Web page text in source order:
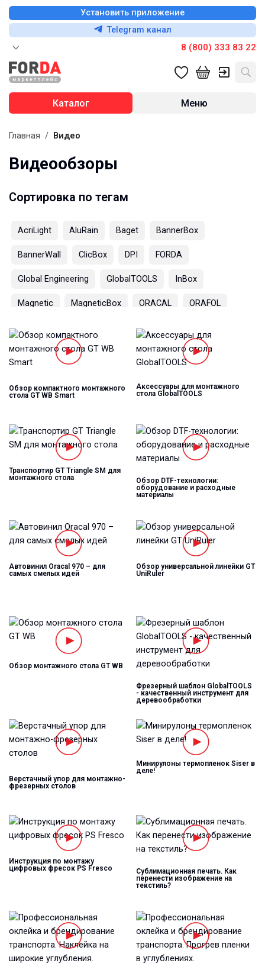
Установить приложение
Telegram канал
8 (800) 333 83 22
Каталог Меню
Главная / Видео
Видеообзоры
Сортировка по тегам
AcriLight AluRain Baget BannerBox
BannerWall ClicBox DPI FORDA
Global Engineering GlobalTOOLS InBox
Magnetic MagneticBox ORACAL ORAFOL
PanelLight
Siser SkyPole StandBox TexBox TexFrame
лазерная маркировка
оборудование для мастерской
профильные системы самоклеящиеся пленки
термоперенос флагштоки
Обзор компактного монтажного
стола GT WB Smart
Аксессуары для монтажного
стола GlobalTOOLS
Транспортир GT Triangle SM для
монтажного стола
Обзор DTF-технологии:
оборудование и расходные
материалы
Автовинил Oracal 970 – для
самых смелых идей
Обзор универсальной линейки GT
UniRuler
Обзор монтажного стола GT WB
Фрезерный шаблон GlobalTOOLS
- качественный инструмент для
деревообработки
Верстачный упор для монтажно-
фрезерных столов
Минирулоны термопленок Siser в
деле!
Инструкция по монтажу
цифровых фресок PS Fresco
Сублимационная печать. Как
перенести изображение на
текстиль?